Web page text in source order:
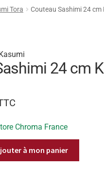
devis Expédition le jour
Tora Couteau Sashimi 24 cm
24 cm
Chroma France
à mon panier